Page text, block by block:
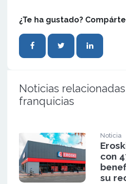
¿Te ha gustado?
Noticias
franquicias
Noticia
con
su